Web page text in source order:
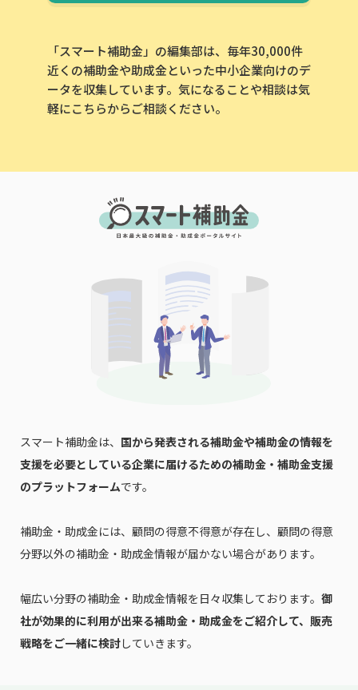
「スマート補助金」の編集部は、毎年30,000件
近くの補助金や助成金といった中小企業向けのデ
ータを収集しています。気になることや相談は気
軽にこちらからご相談ください。
スマート補助金は、 国から発表される補助金や補助金の情報を
支援を必要としている企業に届けるための補助金・補助金支援
のプラットフォームです。
補助金・助成金には、顧問の得意不得意が存在し、顧問の得意
分野以外の補助金・助成金情報が届かない場合があります。
幅広い分野の補助金・助成金情報を日々収集しております。 御
社が効果的に利用が出来る補助金・助成金をご紹介して、販売
戦略をご一緒に検討していきます。